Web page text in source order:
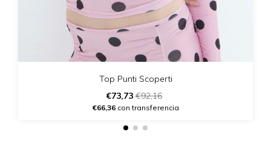
Top Punti Scoperti
€73,73€92,16
€66,36con transferencia